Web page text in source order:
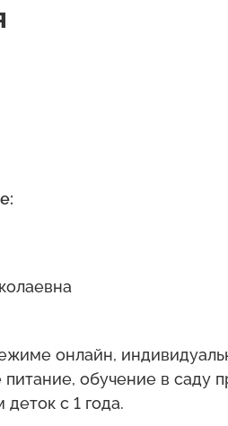
онлайн,
обучение в саду
с 1 года.